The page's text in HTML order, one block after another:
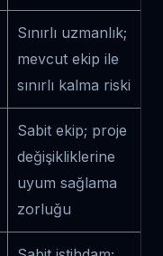
Sınırlı uzmanlık;
mevcut ekip ile
sınırlı kalma riski
Sabit ekip; proje
değişikliklerine
uyum sağlama
zorluğu